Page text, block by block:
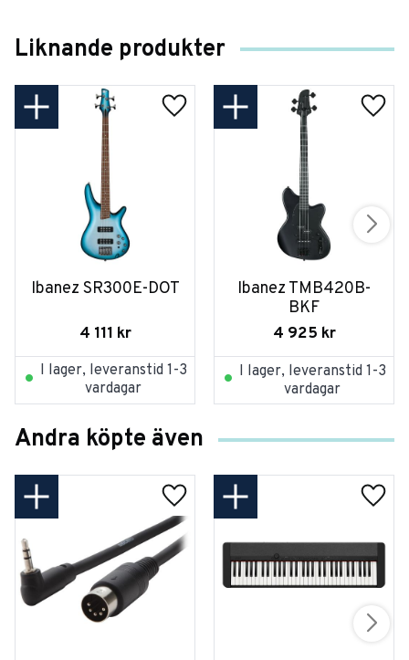
Liknande produkter
Ibanez SR300E-DOT
4 111 kr
I lager, leveranstid 1-3
vardagar
Ibanez TMB420B-
BKF
4 925 kr
I lager, leveranstid 1-3
vardagar
Andra köpte även